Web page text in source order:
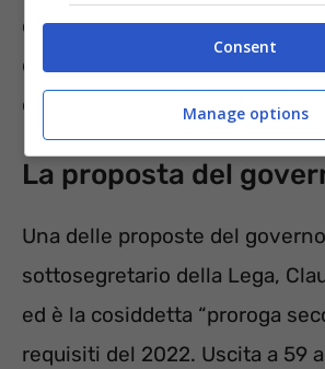
chiedere Opzione Donna, tra
dipendenti e autonome, sono
donne.
La proposta del
Una delle proposte del
sottosegretario della Lega,
ed è la cosiddetta “proroga
requisiti del 2022. Uscita a 59
Consent
Manage options